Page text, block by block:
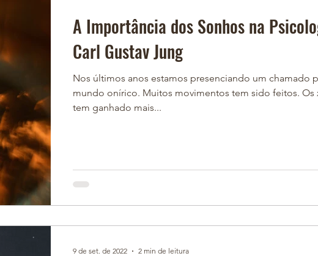
A Importância dos Sonhos na
Carl Gustav Jung
Nos últimos anos estamos presenciando um chamado
mundo onírico. Muitos movimentos tem sido feitos. Os
tem ganhado mais...
9 de set. de 2022 2 min de leitura